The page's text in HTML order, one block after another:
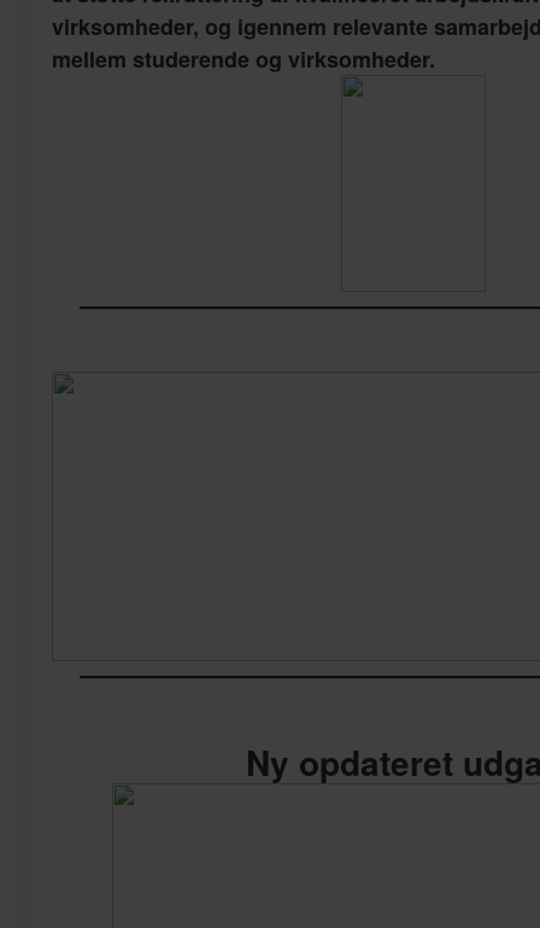
virksomheder, og igennem relevante
mellem studerende og virksomheder.
Ny opdateret